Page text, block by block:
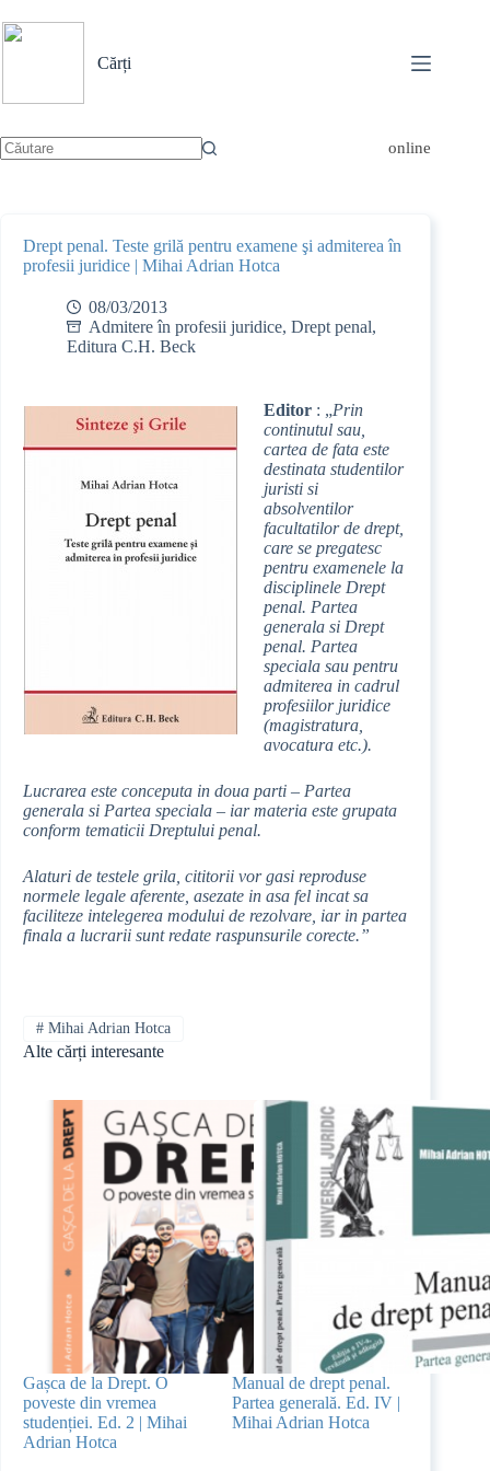
la
conținut
Cărți
online
Drept penal. Teste grilă pentru examene şi admiterea în
profesii juridice | Mihai Adrian Hotca
08/03/2013
Admitere în profesii juridice, Drept penal,
Editura C.H. Beck
Editor : „Prin
continutul sau,
cartea de fata este
destinata studentilor
juristi si
absolventilor
facultatilor de drept,
care se pregatesc
pentru examenele la
disciplinele Drept
penal. Partea
generala si Drept
penal. Partea
speciala sau pentru
admiterea in cadrul
profesiilor juridice
(magistratura,
avocatura etc.).
Lucrarea este conceputa in doua parti – Partea
generala si Partea speciala – iar materia este grupata
conform tematicii Dreptului penal.
Alaturi de testele grila, cititorii vor gasi reproduse
normele legale aferente, asezate in asa fel incat sa
faciliteze intelegerea modului de rezolvare, iar in partea
finala a lucrarii sunt redate raspunsurile corecte.”
#Mihai Adrian Hotca
Alte cărți interesante
Gașca de la Drept. O
poveste din vremea
studenției. Ed. 2 | Mihai
Adrian Hotca
Manual de drept penal.
Partea generală. Ed. IV |
Mihai Adrian Hotca